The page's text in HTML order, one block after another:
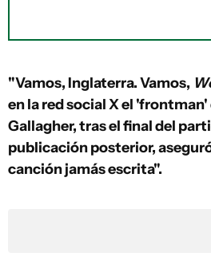
"Vamos, Inglaterra. Vamos,
en la red social X el 'frontman'
Gallagher, tras el final del
publicación posterior,
canción jamás escrita".